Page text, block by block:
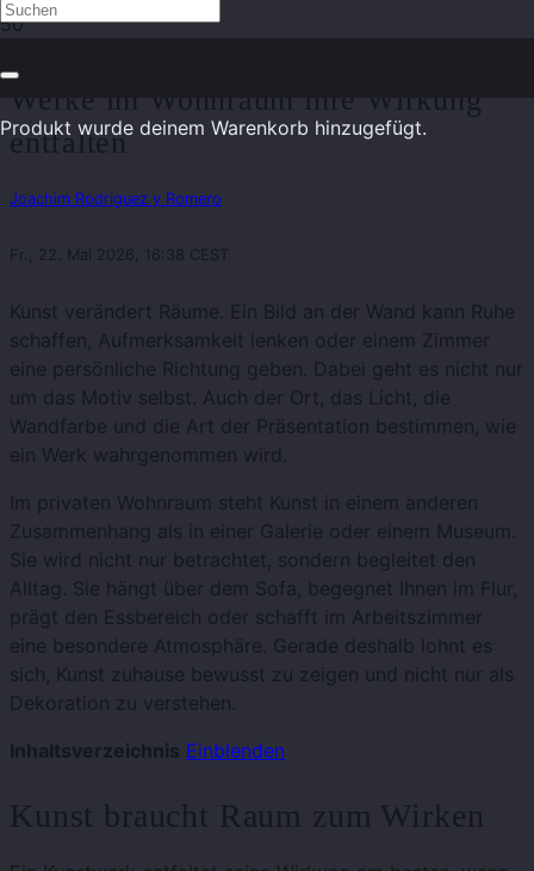
Produkt wurde deinem Warenkorb hinzugefügt.
Werke im Wohnraum ihre Wirkung
entfalten
Joachim Rodriguez y Romero
Fr., 22. Mai 2026, 16:38 CEST
Kunst verändert Räume. Ein Bild an der Wand kann Ruhe
schaffen, Aufmerksamkeit lenken oder einem Zimmer
eine persönliche Richtung geben. Dabei geht es nicht nur
um das Motiv selbst. Auch der Ort, das Licht, die
Wandfarbe und die Art der Präsentation bestimmen, wie
ein Werk wahrgenommen wird.
Im privaten Wohnraum steht Kunst in einem anderen
Zusammenhang als in einer Galerie oder einem Museum.
Sie wird nicht nur betrachtet, sondern begleitet den
Alltag. Sie hängt über dem Sofa, begegnet Ihnen im Flur,
prägt den Essbereich oder schafft im Arbeitszimmer
eine besondere Atmosphäre. Gerade deshalb lohnt es
sich, Kunst zuhause bewusst zu zeigen und nicht nur als
Dekoration zu verstehen.
Inhaltsverzeichnis Einblenden
Kunst braucht Raum zum Wirken